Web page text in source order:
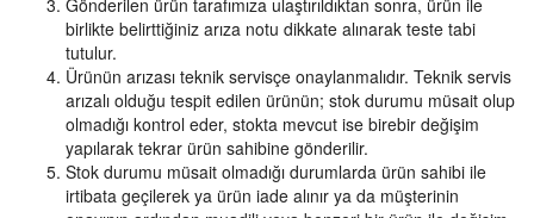
Gönderilen ürün tarafımıza ulaştırıldıktan sonra, ürün ile
birlikte belirttiğiniz arıza notu dikkate alınarak teste tabi
tutulur.
Ürünün arızası teknik servisçe onaylanmalıdır. Teknik servis
arızalı olduğu tespit edilen ürünün; stok durumu müsait olup
olmadığı kontrol eder, stokta mevcut ise birebir değişim
yapılarak tekrar ürün sahibine gönderilir.
Stok durumu müsait olmadığı durumlarda ürün sahibi ile
irtibata geçilerek ya ürün iade alınır ya da müşterinin